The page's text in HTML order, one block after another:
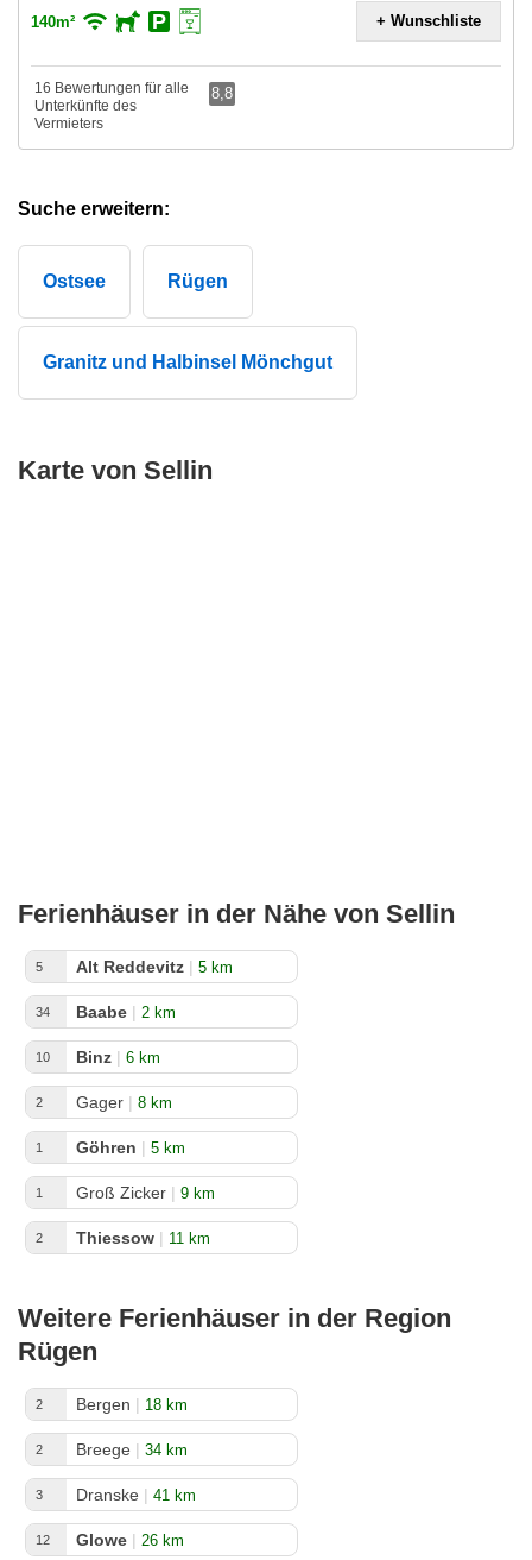
140m² + Wunschliste
16 Bewertungen für alle
Unterkünfte des
Vermieters
8,8
Suche erweitern:
Ostsee Rügen
Granitz und Halbinsel Mönchgut
Karte von Sellin
Ferienhäuser in der Nähe von Sellin
5 Alt Reddevitz | 5 km
34 Baabe | 2 km
10 Binz | 6 km
2 Gager | 8 km
1 Göhren | 5 km
1 Groß Zicker | 9 km
2 Thiessow | 11 km
Weitere Ferienhäuser in der Region
Rügen
2 Bergen | 18 km
2 Breege | 34 km
3 Dranske | 41 km
12 Glowe | 26 km